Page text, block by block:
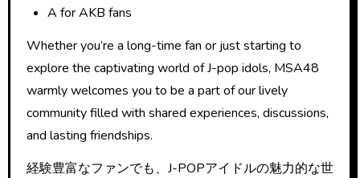
A for AKB fans
Whether you’re a long-time fan or just starting to
explore the captivating world of J-pop idols, MSA48
warmly welcomes you to be a part of our lively
community filled with shared experiences, discussions,
and lasting friendships.
経験豊富なファンでも、J-POPアイドルの魅力的な世